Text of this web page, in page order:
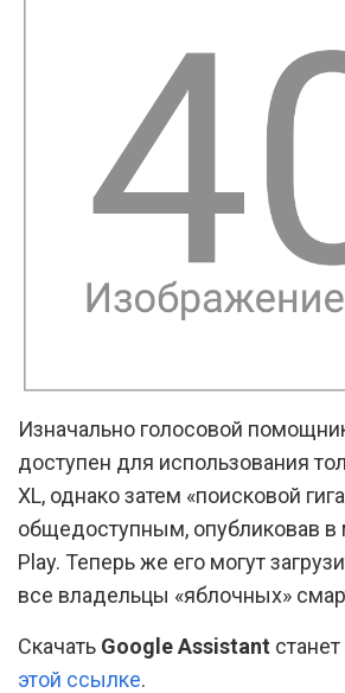
Изначально голосовой
доступен для использования
XL, однако затем «поисковой
общедоступным, опубликовав в
Play. Теперь же его могут
все владельцы «яблочных»
Скачать Google Assistant
этой ссылке.